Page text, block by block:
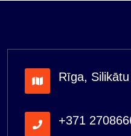
Rīga,
+371